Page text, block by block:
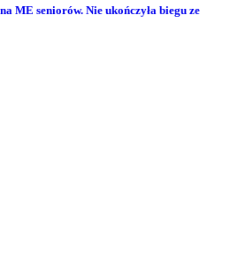
ME seniorów. Nie ukończyła biegu ze